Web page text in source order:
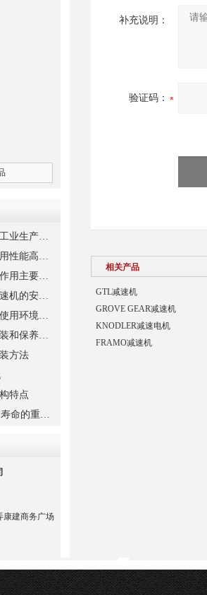
补充说明：
验证码：
相关产品
GTL减速机
GROVE GEAR减速机
KNODLER减速电机
FRAMO减速机
意大利ROSSI减速机在工业生产中的主要应用场景与技术优势
意大利ROSSI减速机使用性能高、持久，运行平稳
意大利ROSSI减速机的作用主要包括哪些？
想知道意大利ROSSI减速机的安装技巧，那就看这里
意大利ROSSI减速机的使用环境和保养要求
意大利ROSSI减速机安装和保养有这些要注意
方法
特点
温度是影响减速机使用寿命的重要因素
康建商务广场